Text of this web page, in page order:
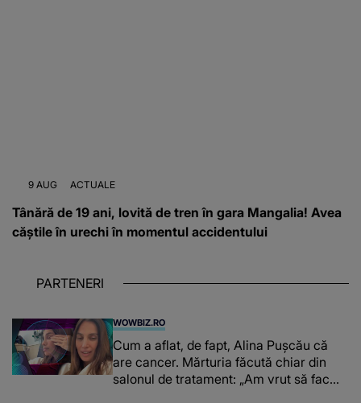
9 AUG ACTUALE
Tânără de 19 ani, lovită de tren în gara Mangalia! Avea
căștile în urechi în momentul accidentului
PARTENERI
WOWBIZ.RO
Cum a aflat, de fapt, Alina Pușcău că
are cancer. Mărturia făcută chiar din
salonul de tratament: „Am vrut să fac